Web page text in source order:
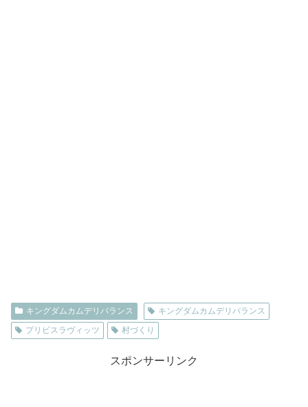
キングダムカムデリバランス
キングダムカムデリバランス
プリビスラヴィッツ
村づくり
スポンサーリンク